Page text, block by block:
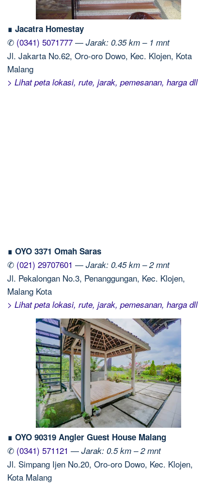
∎ Jacatra Homestay
✆ (0341) 5071777 — Jarak: 0.35 km – 1 mnt
Jl. Jakarta No.62, Oro-oro Dowo, Kec. Klojen, Kota
Malang
> Lihat peta lokasi, rute, jarak, pemesanan, harga dll
∎ OYO 3371 Omah Saras
✆ (021) 29707601 — Jarak: 0.45 km – 2 mnt
Jl. Pekalongan No.3, Penanggungan, Kec. Klojen,
Malang Kota
> Lihat peta lokasi, rute, jarak, pemesanan, harga dll
∎ OYO 90319 Angler Guest House Malang
✆ (0341) 571121 — Jarak: 0.5 km – 2 mnt
Jl. Simpang Ijen No.20, Oro-oro Dowo, Kec. Klojen,
Kota Malang